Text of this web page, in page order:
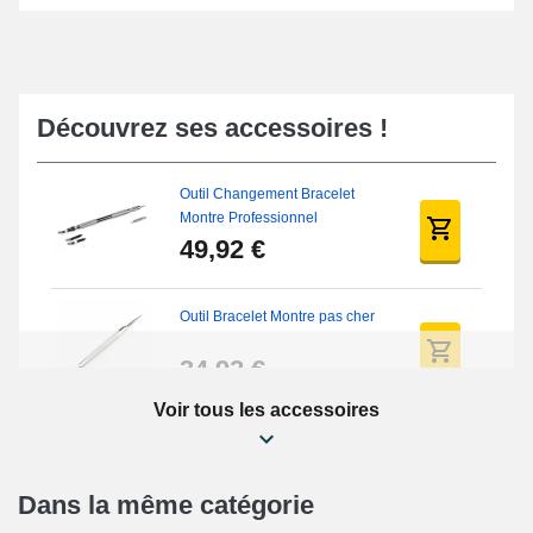
Découvrez ses accessoires !
Outil Changement Bracelet
Montre Professionnel
49,92 €
Outil Bracelet Montre pas cher
34,92 €
Kit Réparation Montre Débutant
16,90 €
Voir tous les accessoires
Dans la même catégorie